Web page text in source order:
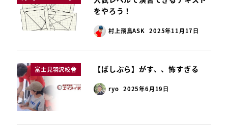
をやろう！
村上飛鳥ASK 2025年11月17日
富士見羽沢校舎 【ばしぷら】がす、、怖すぎる
ryo 2025年6月19日